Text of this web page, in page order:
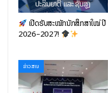
ເປີດຮັບສະໝັກນັກສຶກສາໃໝ່ ປີ
2026–2027!
ຂ່າວສານ